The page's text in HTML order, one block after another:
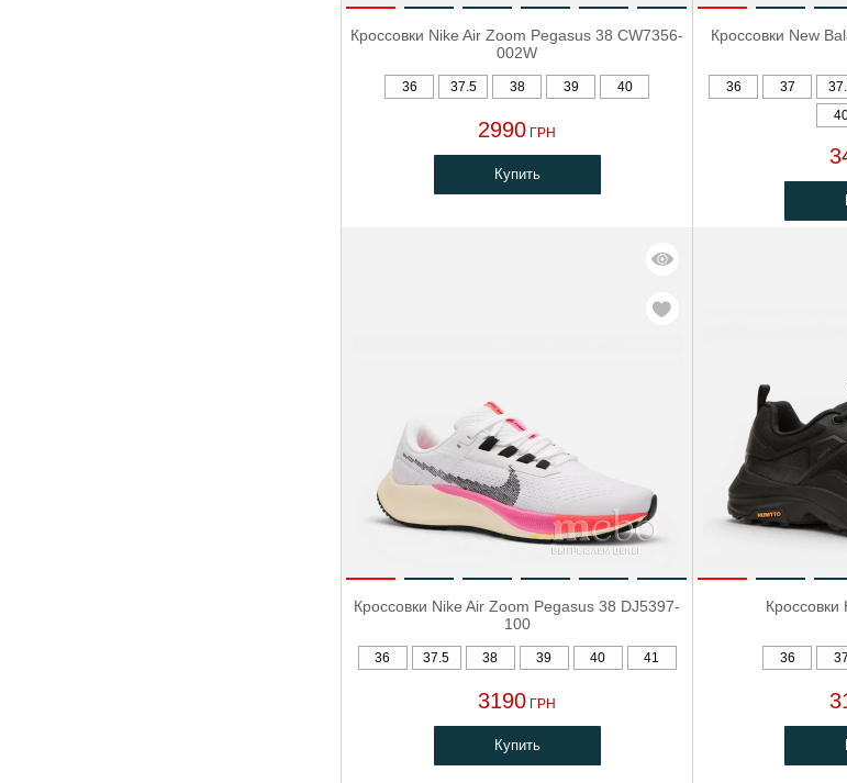
Кроссовки Nike Air Zoom Pegasus 38 CW7356-
002W
36 37.5 38 39 40
2990 ГРН
Купить
Кроссовки New
36 37
Кроссовки Nike Air Zoom Pegasus 38 DJ5397-
100
36 37.5 38 39 40 41
3190 ГРН
Купить
Кроссовки
36 37